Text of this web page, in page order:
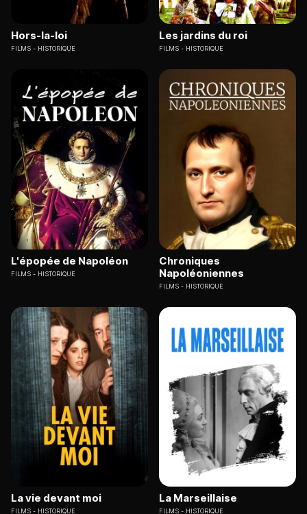
Hors-la-loi
FILMS HISTORIQUE
Les jardins du roi
FILMS HISTORIQUE
L'épopée de Napoléon
FILMS HISTORIQUE
Chroniques
Napoléoniennes
FILMS HISTORIQUE
La vie devant moi
FILMS HISTORIQUE
La Marseillaise
FILMS HISTORIQUE